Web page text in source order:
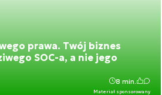
prawa. Twój biznes
SOC-a, a nie jego
Materiał sponsorowany
8 min.